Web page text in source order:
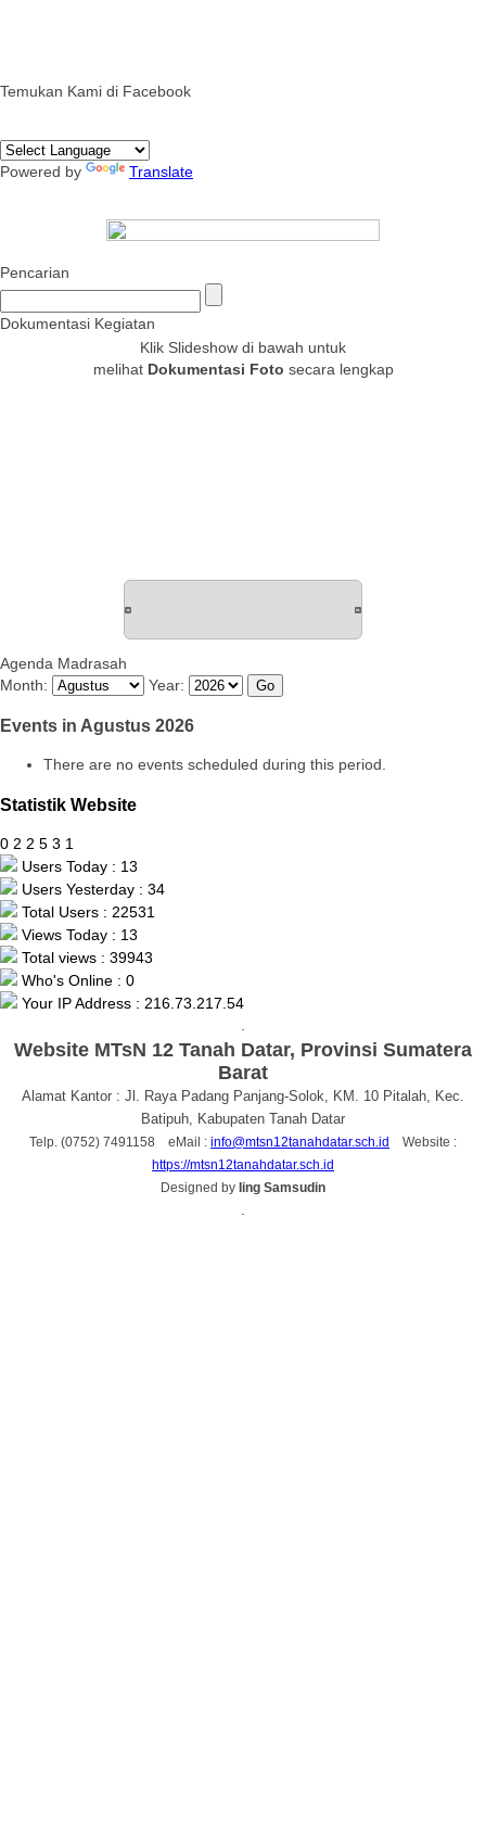
Temukan Kami di Facebook
Powered by Translate
Pencarian
Dokumentasi Kegiatan
Klik Slideshow di bawah untuk
melihat Dokumentasi Foto secara lengkap
Agenda Madrasah
Month:
Year:
Events in Agustus 2026
There are no events scheduled during this period.
Statistik Website
0 2 2 5 3 1
Users Today : 13
Users Yesterday : 34
Total Users : 22531
Views Today : 13
Total views : 39943
Who's Online : 0
Your IP Address : 216.73.217.54
Website MTsN 12 Tanah Datar, Provinsi Sumatera
Barat
Alamat Kantor : Jl. Raya Padang Panjang-Solok, KM. 10 Pitalah, Kec.
Batipuh, Kabupaten Tanah Datar
Telp. (0752) 7491158 eMail : info@mtsn12tanahdatar.sch.id
Website :
https://mtsn12tanahdatar.sch.id
Designed by Iing Samsudin